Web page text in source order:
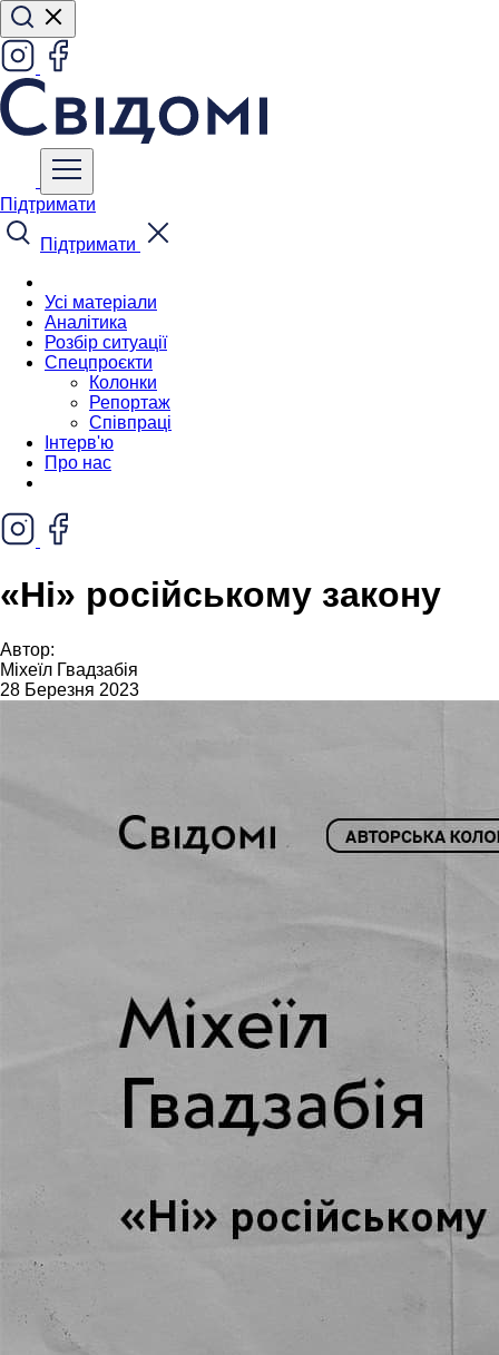
Підтримати
Підтримати
Усі матеріали
Аналітика
Розбір ситуації
Спецпроєкти
Колонки
Репортаж
Співпраці
Інтерв'ю
Про нас
«Ні» російському закону
Автор:
Міхеїл Гвадзабія
28 Березня 2023